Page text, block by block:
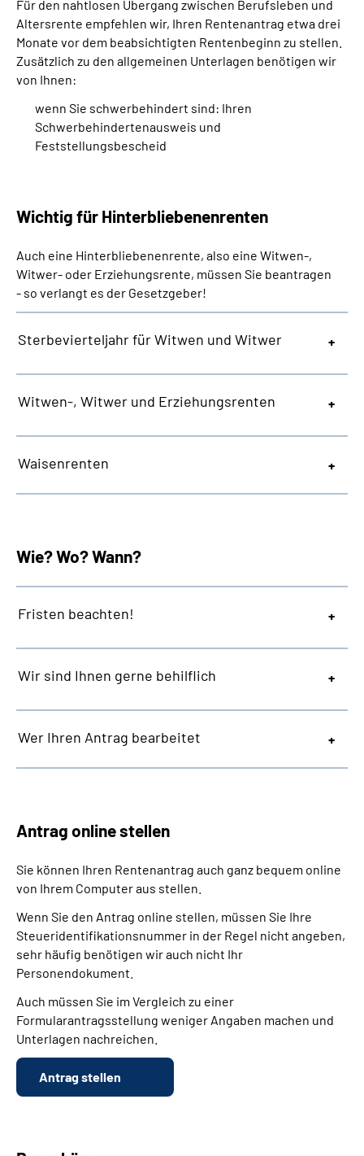
Für den nahtlosen Übergang zwischen Berufsleben und
Altersrente empfehlen wir, Ihren Rentenantrag etwa drei
Monate vor dem beabsichtigten Rentenbeginn zu stellen.
Zusätzlich zu den allgemeinen Unterlagen benötigen wir
von Ihnen:
wenn Sie schwerbehindert sind: Ihren
Schwerbehindertenausweis und
Feststellungsbescheid
Wichtig für Hinterbliebenenrenten
Auch eine Hinterbliebenenrente, also eine Witwen-,
Witwer- oder Erziehungsrente, müssen Sie beantragen
- so verlangt es der Gesetzgeber!
Sterbevierteljahr für Witwen und Witwer
Witwen-, Witwer und Erziehungsrenten
Waisenrenten
Wie? Wo? Wann?
Fristen beachten!
Wir sind Ihnen gerne behilflich
Wer Ihren Antrag bearbeitet
Antrag online stellen
Sie können Ihren Rentenantrag auch ganz bequem online
von Ihrem Computer aus stellen.
Wenn Sie den Antrag online stellen, müssen Sie Ihre
Steueridentifikationsnummer in der Regel nicht angeben,
sehr häufig benötigen wir auch nicht Ihr
Personendokument.
Auch müssen Sie im Vergleich zu einer
Formularantragsstellung weniger Angaben machen und
Unterlagen nachreichen.
Antrag stellen